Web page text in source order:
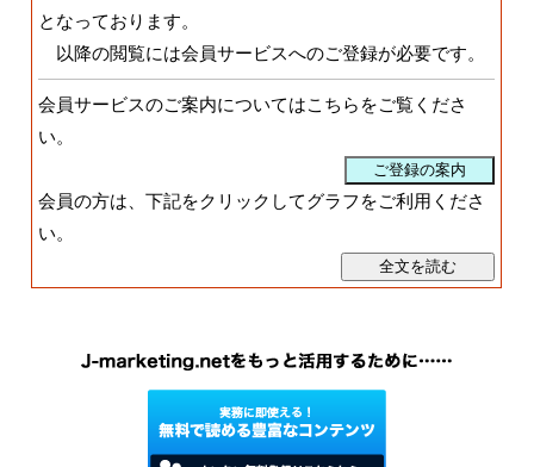
となっております。
以降の閲覧には会員サービスへのご登録が必要です。
会員サービスのご案内についてはこちらをご覧くださ
い。
会員の方は、下記をクリックしてグラフをご利用くださ
い。